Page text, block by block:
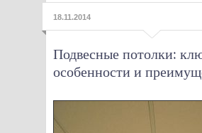
18.11.2014
Подвесные потолки:
особенности и